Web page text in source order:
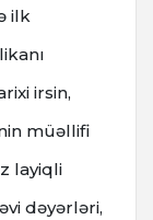
ilk
irsin,
müəllifi
layiqli
dəyərləri,